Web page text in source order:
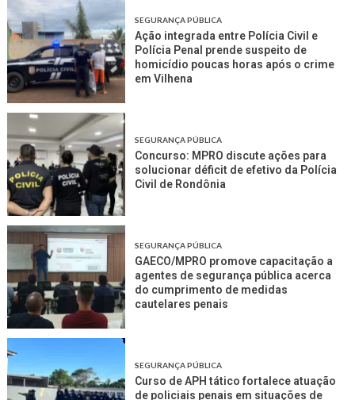
SEGURANÇA PÚBLICA
Ação integrada entre Polícia Civil e
Polícia Penal prende suspeito de
homicídio poucas horas após o crime
em Vilhena
SEGURANÇA PÚBLICA
Concurso: MPRO discute ações para
solucionar déficit de efetivo da Polícia
Civil de Rondônia
SEGURANÇA PÚBLICA
GAECO/MPRO promove capacitação a
agentes de segurança pública acerca
do cumprimento de medidas
cautelares penais
SEGURANÇA PÚBLICA
Curso de APH tático fortalece atuação
de policiais penais em situações de